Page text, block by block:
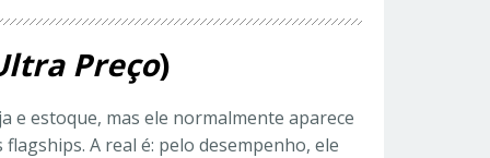
Preço)
e estoque, mas ele normalmente aparece
A real é: pelo desempenho, ele